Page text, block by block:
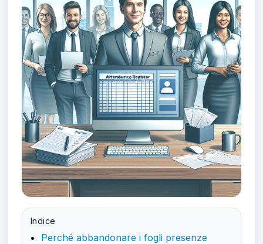
Indice
Perché abbandonare i fogli presenze